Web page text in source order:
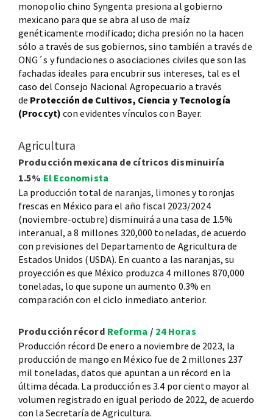
monopolio chino Syngenta presiona al gobierno
mexicano para que se abra al uso de maíz
genéticamente modificado; dicha presión no la hacen
sólo a través de sus gobiernos, sino también a través de
ONG´s y fundaciones o asociaciones civiles que son las
fachadas ideales para encubrir sus intereses, tal es el
caso del Consejo Nacional Agropecuario a través
de Protección de Cultivos, Ciencia y Tecnología
(Proccyt) con evidentes vínculos con Bayer.
Agricultura
Producción mexicana de cítricos disminuiría
1.5% El Economista
La producción total de naranjas, limones y toronjas
frescas en México para el año fiscal 2023/2024
(noviembre-octubre) disminuirá a una tasa de 1.5%
interanual, a 8 millones 320,000 toneladas, de acuerdo
con previsiones del Departamento de Agricultura de
Estados Unidos (USDA). En cuanto a las naranjas, su
proyección es que México produzca 4 millones 870,000
toneladas, lo que supone un aumento 0.3% en
comparación con el ciclo inmediato anterior.
Producción récord Reforma / 24 Horas
Producción récord De enero a noviembre de 2023, la
producción de mango en México fue de 2 millones 237
mil toneladas, datos que apuntan a un récord en la
última década. La producción es 3.4 por ciento mayor al
volumen registrado en igual periodo de 2022, de acuerdo
con la Secretaría de Agricultura.